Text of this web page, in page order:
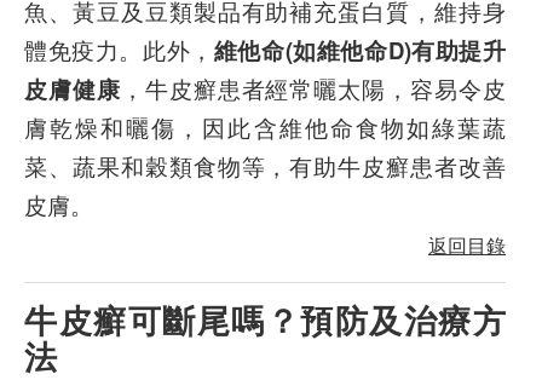
魚、黃豆及豆類製品有助補充蛋白質，維持身
體免疫力。此外， 維他命(如維他命D)有助提升
皮膚健康 ，牛皮癬患者經常曬太陽，容易令皮
膚乾燥和曬傷，因此含維他命食物如綠葉蔬
菜、蔬果和穀類食物等，有助牛皮癬患者改善
皮膚。
返回目錄
牛皮癬可斷尾嗎？預防及治療方
法